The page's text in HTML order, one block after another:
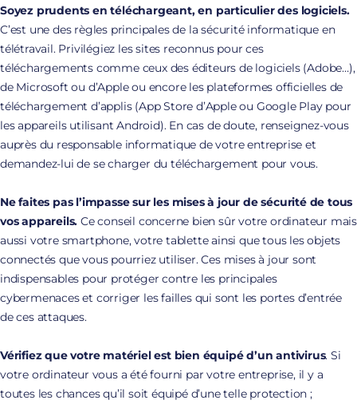
Soyez prudents en téléchargeant, en particulier des logiciels.
C’est une des règles principales de la sécurité informatique en
télétravail. Privilégiez les sites reconnus pour ces
téléchargements comme ceux des éditeurs de logiciels (Adobe…),
de Microsoft ou d’Apple ou encore les plateformes officielles de
téléchargement d’applis (App Store d’Apple ou Google Play pour
les appareils utilisant Android). En cas de doute, renseignez-vous
auprès du responsable informatique de votre entreprise et
demandez-lui de se charger du téléchargement pour vous.
Ne faites pas l’impasse sur les mises à jour de sécurité de tous
vos appareils. Ce conseil concerne bien sûr votre ordinateur mais
aussi votre smartphone, votre tablette ainsi que tous les objets
connectés que vous pourriez utiliser. Ces mises à jour sont
indispensables pour protéger contre les principales
cybermenaces et corriger les failles qui sont les portes d’entrée
de ces attaques.
Vérifiez que votre matériel est bien équipé d’un antivirus. Si
votre ordinateur vous a été fourni par votre entreprise, il y a
toutes les chances qu’il soit équipé d’une telle protection ;